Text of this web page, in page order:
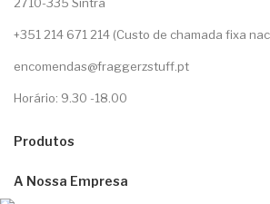
+351 214 671 214 (Custo de chamada fixa
encomendas@fraggerzstuff.pt
Horário: 9.30 -18.00
Produtos
A Nossa Empresa